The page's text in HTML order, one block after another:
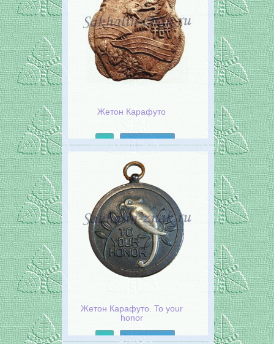
Жетон Карафуто
Жетон Карафуто. To your
honor